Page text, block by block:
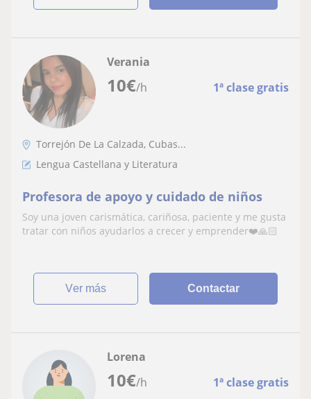
10€/h 1ª clase gratis
Verania
Torrejón De La Calzada, Cubas...
Lengua Castellana y Literatura
Profesora de apoyo y cuidado de niños
Soy una joven carismática, cariñosa, paciente y me gusta
tratar con niños ayudarlos a crecer y emprender❤️🙏🏻
ver más Contactar
10€/h 1ª clase gratis
Lorena